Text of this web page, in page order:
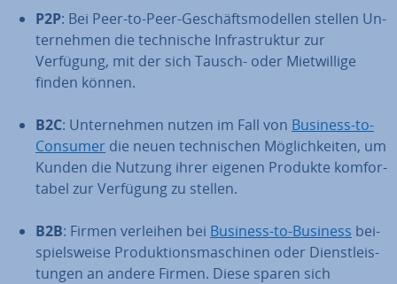
P2P: Bei Peer-to-Peer-Ge­schäfts­mo­del­len stellen Un­
ter­neh­men die tech­ni­sche In­fra­struk­tur zur
Verfügung, mit der sich Tausch- oder Miet­wil­li­ge
finden können.
B2C: Un­ter­neh­men nutzen im Fall von Business-to-
Consumer die neuen tech­ni­schen Mög­lich­kei­ten, um
Kunden die Nutzung ihrer eigenen Produkte kom­for­
ta­bel zur Verfügung zu stellen.
B2B: Firmen verleihen bei Business-to-Business bei­
spiels­wei­se Pro­duk­ti­ons­ma­schi­nen oder Dienst­leis­
tun­gen an andere Firmen. Diese sparen sich